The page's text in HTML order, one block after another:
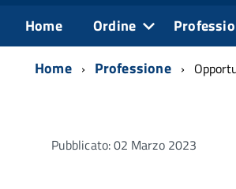
Home Ordine
Home Professione
Pubblicato: 02 Marzo 2023